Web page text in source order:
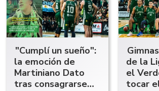
"Cumplí un sueño":
la emoción de
Martiniano Dato
tras consagrarse
de la
el
tocar